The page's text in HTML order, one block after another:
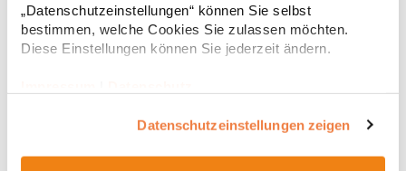
„Datenschutzeinstellungen“ können Sie selbst
bestimmen, welche Cookies Sie zulassen möchten.
Diese Einstellungen können Sie jederzeit ändern.
Datenschutzeinstellungen zeigen